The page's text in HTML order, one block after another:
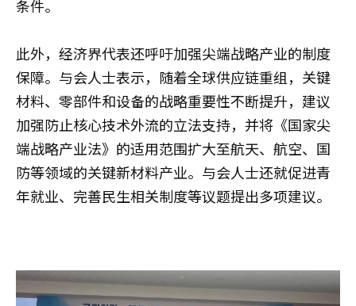
条件。
此外，经济界代表还呼吁加强尖端战略产业的制度
保障。与会人士表示，随着全球供应链重组，关键
材料、零部件和设备的战略重要性不断提升，建议
加强防止核心技术外流的立法支持，并将《国家尖
端战略产业法》的适用范围扩大至航天、航空、国
防等领域的关键新材料产业。与会人士还就促进青
年就业、完善民生相关制度等议题提出多项建议。